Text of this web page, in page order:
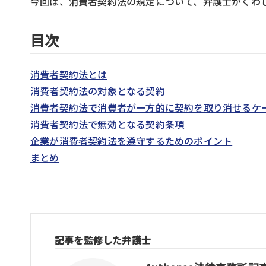
目次
消費者契約法とは
消費者契約法の対象となる契約
消費者契約法で消費者が一方的に契約を取り消せるケ
消費者契約法で無効となる契約条項
企業が消費者契約法を遵守するためのポイント
まとめ
記事を監修した弁護士